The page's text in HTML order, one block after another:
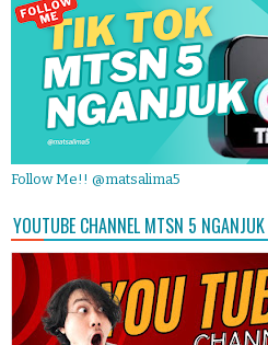
Follow Me!! @matsalima5
YOUTUBE CHANNEL MTSN 5 NGANJUK